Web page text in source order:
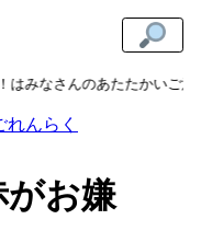
あたたかいご意見・ご感想
れんらく
お嫌